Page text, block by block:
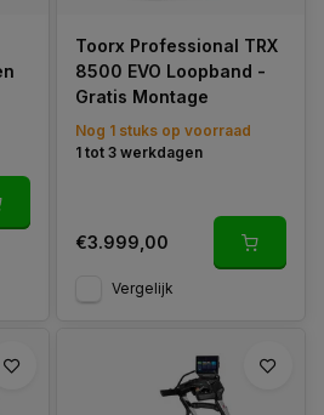
verdwijnt en je meer beenspieren
is dus een uitstekende investering.
Toorx Professional TRX
8500 EVO Loopband -
Gratis Montage
Nog 1 stuks op voorraad
1 tot 3 werkdagen
€3.999,00
Vergelijk